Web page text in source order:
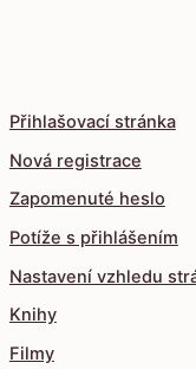
Přihlašovací stránka
Nová registrace
Zapomenuté heslo
Potíže s přihlášením
Nastavení vzhledu
Knihy
Filmy